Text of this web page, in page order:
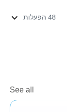
48 הפעלות
See all